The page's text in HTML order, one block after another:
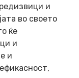
и
во своето
ќе
и
и